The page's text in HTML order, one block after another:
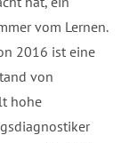
vom Lernen.
2016 ist eine
von
hohe